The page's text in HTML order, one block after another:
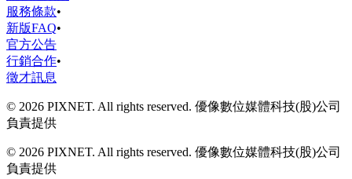
服務條款•
新版FAQ•
官方公告
行銷合作•
徵才訊息
© 2026 PIXNET. All rights reserved. 優像數位媒體科技(股)公司
負責提供
© 2026 PIXNET. All rights reserved. 優像數位媒體科技(股)公司
負責提供